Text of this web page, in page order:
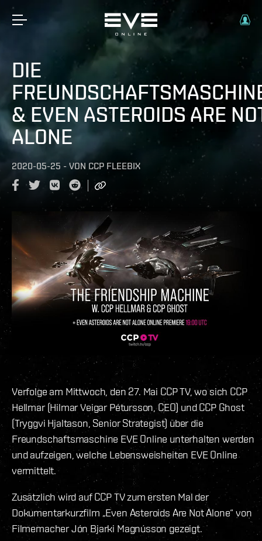
DIE
& EVEN ASTEROIDS ARE
ALONE
2020-05-25 - VON CCP FLEEBIX
Verfolge am Mittwoch, den 27. Mai CCP TV, wo sich CCP
Hellmar (Hilmar Veigar Pétursson, CEO) und CCP Ghost
(Tryggvi Hjaltason, Senior Strategist) über die
Freundschaftsmaschine EVE Online unterhalten werden
und aufzeigen, welche Lebensweisheiten EVE Online
vermittelt.
Zusätzlich wird auf CCP TV zum ersten Mal der
Dokumentarkurzfilm „Even Asteroids Are Not Alone“ von
Filmemacher Jón Bjarki Magnússon gezeigt.